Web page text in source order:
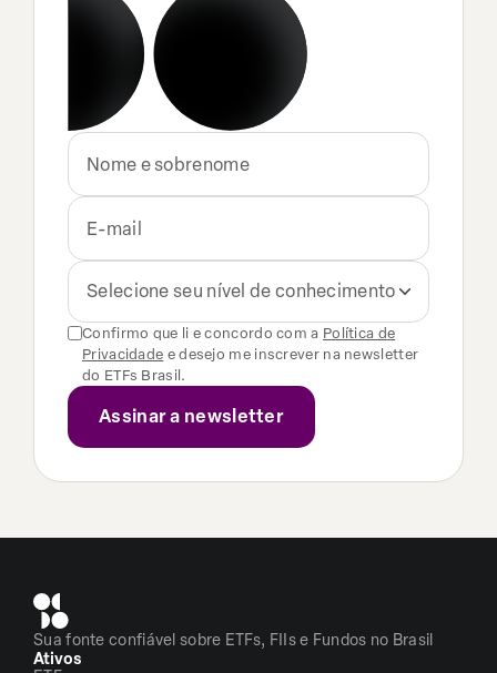
Selecione seu nível de conhecimento
Confirmo que li e concordo com a Política de
Privacidade e desejo me inscrever na newsletter
do ETFs Brasil.
Sua fonte confiável sobre ETFs, FIIs e Fundos no Brasil
Ativos